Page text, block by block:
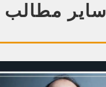
سایر مطالب